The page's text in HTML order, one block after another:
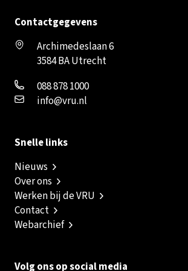
Contactgegevens
Archimedeslaan 6
3584 BA Utrecht
088 878 1000
info@vru.nl
Snelle links
Nieuws
Over ons
Werken bij de VRU
Contact
Webarchief
Volg ons op social media